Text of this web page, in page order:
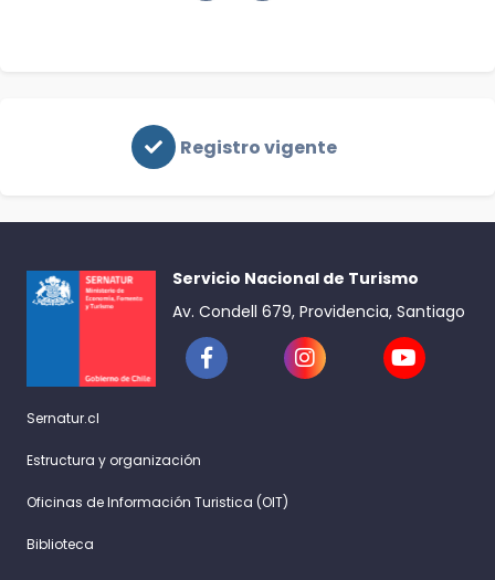
Registro vigente
Servicio Nacional de Turismo
Av. Condell 679, Providencia, Santiago
Sernatur.cl
Estructura y organización
Oficinas de Información Turistica (OIT)
Biblioteca